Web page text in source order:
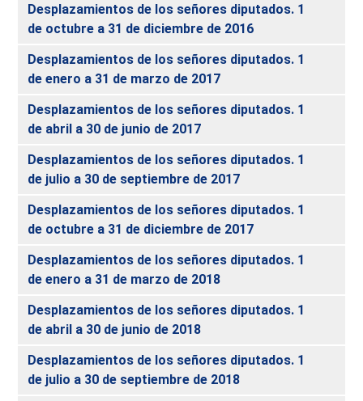
Desplazamientos de los señores diputados. 1
de octubre a 31 de diciembre de 2016
Desplazamientos de los señores diputados. 1
de enero a 31 de marzo de 2017
Desplazamientos de los señores diputados. 1
de abril a 30 de junio de 2017
Desplazamientos de los señores diputados. 1
de julio a 30 de septiembre de 2017
Desplazamientos de los señores diputados. 1
de octubre a 31 de diciembre de 2017
Desplazamientos de los señores diputados. 1
de enero a 31 de marzo de 2018
Desplazamientos de los señores diputados. 1
de abril a 30 de junio de 2018
Desplazamientos de los señores diputados. 1
de julio a 30 de septiembre de 2018